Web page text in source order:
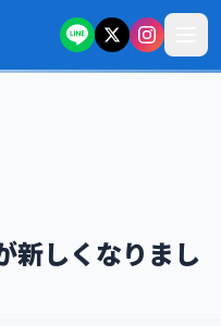
新しくなりまし